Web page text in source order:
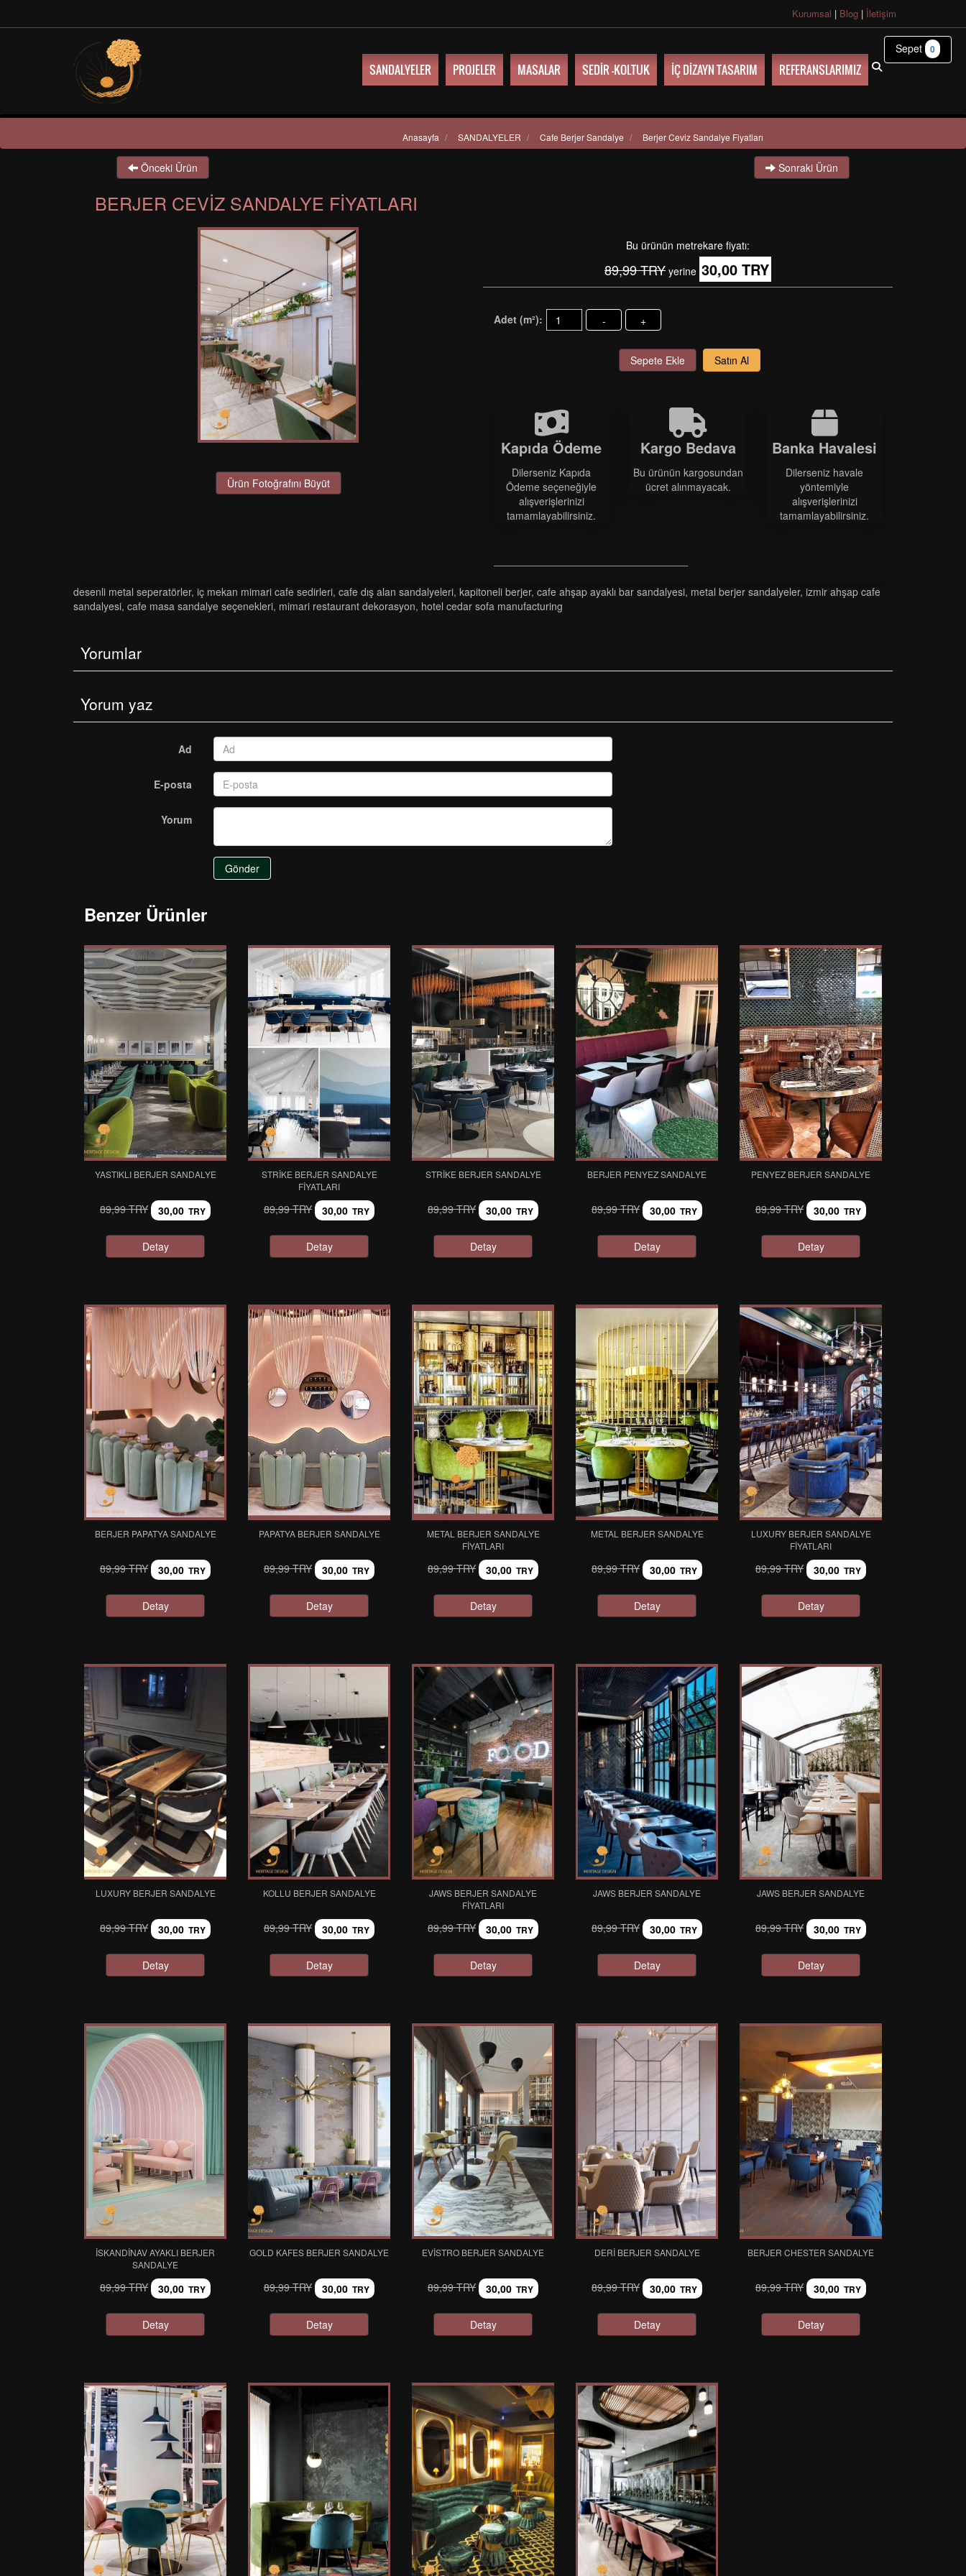
Kurumsal | Blog | İletişim
SANDALYELER PROJELER MASALAR SEDİR -KOLTUK İÇ DİZAYN TASARIM REFERANSLARIMIZ
Berjer Ceviz Sandalye Fiyatları
Cafe Berjer Sandalye /
SANDALYELER /
Anasayfa /
Önceki Ürün Sonraki Ürün
BERJER CEVIZ SANDALYE FIYATLARI
Ürün Fotoğrafını Büyüt
Bu ürünün metrekare fiyatı:
89,99 TRY yerine 30,00 TRY
Adet (m²): - +
Sepete Ekle Satın Al
Kapıda Ödeme
Dilerseniz Kapıda
Ödeme seçeneğiyle
alışverişlerinizi
tamamlayabilirsiniz.
Kargo Bedava
Bu ürünün kargosundan
ücret alınmayacak.
Banka Havalesi
Dilerseniz havale
yöntemiyle
alışverişlerinizi
tamamlayabilirsiniz.
Sepet 0
desenli metal seperatörler, i̇ç mekan mimari cafe sedirleri, cafe dış alan sandalyeleri, kapitoneli berjer, cafe ahşap ayaklı bar sandalyesi, metal berjer sandalyeler, i̇zmir ahşap cafe
sandalyesi, cafe masa sandalye seçenekleri, mimari restaurant dekorasyon, hotel cedar sofa manufacturing
Yorumlar
Yorum yaz
Ad
E-posta
Yorum
Gönder
Benzer Ürünler
YASTIKLI BERJER SANDALYE
89,99 TRY 30,00 TRY
Detay
STRIKE BERJER SANDALYE
FIYATLARI
89,99 TRY 30,00 TRY
Detay
STRIKE BERJER SANDALYE
89,99 TRY 30,00 TRY
Detay
BERJER PENYEZ SANDALYE
89,99 TRY 30,00 TRY
Detay
PENYEZ BERJER SANDALYE
89,99 TRY 30,00 TRY
Detay
BERJER PAPATYA SANDALYE
89,99 TRY 30,00 TRY
Detay
PAPATYA BERJER SANDALYE
89,99 TRY 30,00 TRY
Detay
METAL BERJER SANDALYE
FIYATLARI
89,99 TRY 30,00 TRY
Detay
METAL BERJER SANDALYE
89,99 TRY 30,00 TRY
Detay
LUXURY BERJER SANDALYE
FIYATLARI
89,99 TRY 30,00 TRY
Detay
LUXURY BERJER SANDALYE
89,99 TRY 30,00 TRY
Detay
KOLLU BERJER SANDALYE
89,99 TRY 30,00 TRY
Detay
JAWS BERJER SANDALYE
FIYATLARI
89,99 TRY 30,00 TRY
Detay
JAWS BERJER SANDALYE
89,99 TRY 30,00 TRY
Detay
JAWS BERJER SANDALYE
89,99 TRY 30,00 TRY
Detay
İSKANDINAV AYAKLI BERJER
SANDALYE
89,99 TRY 30,00 TRY
Detay
GOLD KAFES BERJER SANDALYE
89,99 TRY 30,00 TRY
Detay
EVISTRO BERJER SANDALYE
89,99 TRY 30,00 TRY
Detay
DERI BERJER SANDALYE
89,99 TRY 30,00 TRY
Detay
BERJER CHESTER SANDALYE
89,99 TRY 30,00 TRY
Detay